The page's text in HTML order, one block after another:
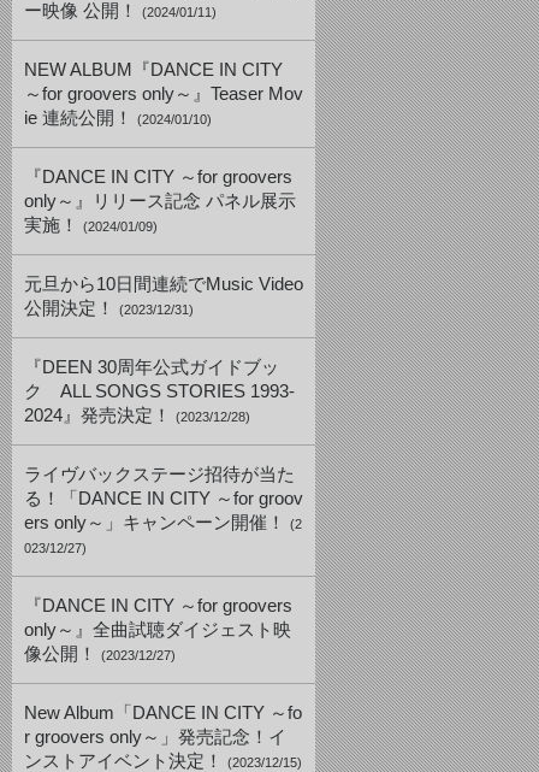
ー映像 公開！
(2024/01/11)
NEW ALBUM『DANCE IN CITY
～for groovers only～』Teaser Mov
ie 連続公開！
(2024/01/10)
『DANCE IN CITY ～for groovers
only～』リリース記念 パネル展示
実施！
(2024/01/09)
元旦から10日間連続でMusic Video
公開決定！
(2023/12/31)
『DEEN 30周年公式ガイドブッ
ク ALL SONGS STORIES 1993-
2024』発売決定！
(2023/12/28)
ライヴバックステージ招待が当た
る！「DANCE IN CITY ～for groov
ers only～」キャンペーン開催！
(2
023/12/27)
『DANCE IN CITY ～for groovers
only～』全曲試聴ダイジェスト映
像公開！
(2023/12/27)
New Album「DANCE IN CITY ～fo
r groovers only～」発売記念！イ
ンストアイベント決定！
(2023/12/15)